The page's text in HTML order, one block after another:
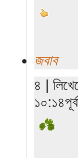
জবাব
৪ |